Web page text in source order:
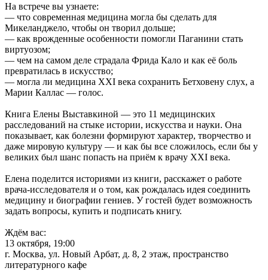
На встрече вы узнаете:
— что современная медицина могла бы сделать для
Микеланджело, чтобы он творил дольше;
— как врожденные особенности помогли Паганини стать
виртуозом;
— чем на самом деле страдала Фрида Кало и как её боль
превратилась в искусство;
— могла ли медицина XXI века сохранить Бетховену слух, а
Марии Каллас — голос.
Книга Елены Выставкиной — это 11 медицинских
расследований на стыке истории, искусства и науки. Она
показывает, как болезни формируют характер, творчество и
даже мировую культуру — и как бы все сложилось, если бы у
великих был шанс попасть на приём к врачу XXI века.
Елена поделится историями из книги, расскажет о работе
врача-исследователя и о том, как рождалась идея соединить
медицину и биографии гениев. У гостей будет возможность
задать вопросы, купить и подписать книгу.
Ждём вас:
13 октября, 19:00
г. Москва, ул. Новый Арбат, д. 8, 2 этаж, пространство
литературного кафе